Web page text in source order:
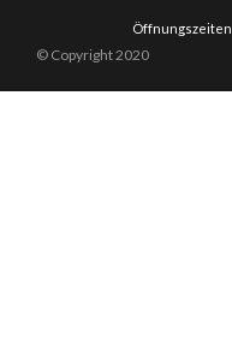
Öffnungszeiten
© Copyright 2020